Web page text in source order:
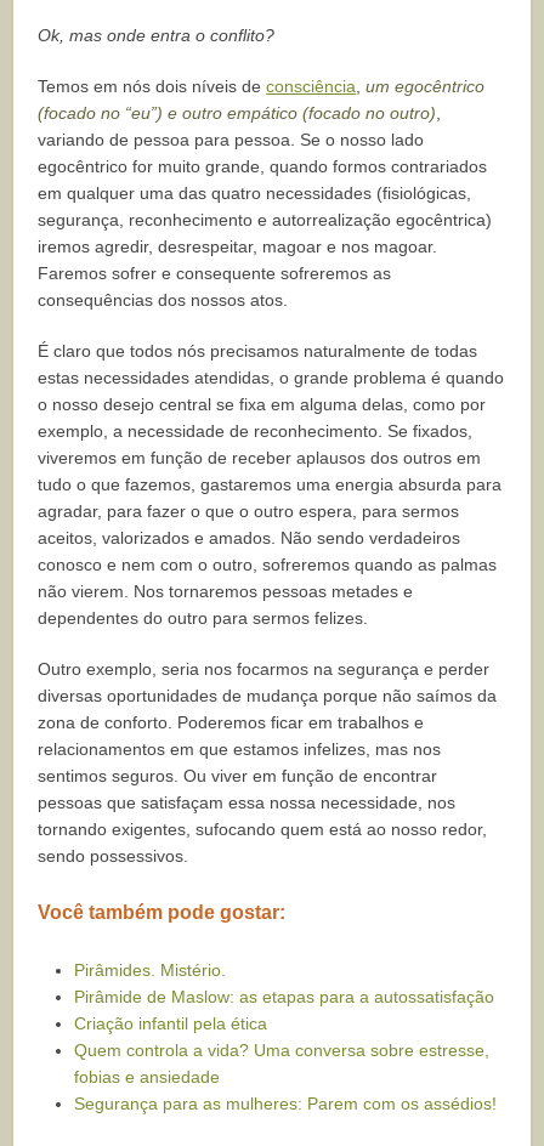
Ok, mas onde entra o conflito?
Temos em nós dois níveis deconsciência,um egocêntrico
(focado no “eu”) e outro empático (focado no outro),
variando de pessoa para pessoa. Se o nosso lado
egocêntrico for muito grande, quando formos contrariados
em qualquer uma das quatro necessidades (fisiológicas,
segurança, reconhecimento e autorrealização egocêntrica)
iremos agredir, desrespeitar, magoar e nos magoar.
Faremos sofrer e consequente sofreremos as
consequências dos nossos atos.
É claro que todos nós precisamos naturalmente de todas
estas necessidades atendidas, o grande problema é quando
o nosso desejo central se fixa em alguma delas, como por
exemplo, a necessidade de reconhecimento. Se fixados,
viveremos em função de receber aplausos dos outros em
tudo o que fazemos, gastaremos uma energia absurda para
agradar, para fazer o que o outro espera, para sermos
aceitos, valorizados e amados. Não sendo verdadeiros
conosco e nem com o outro, sofreremos quando as palmas
não vierem. Nos tornaremos pessoas metades e
dependentes do outro para sermos felizes.
Outro exemplo, seria nos focarmos na segurança e perder
diversas oportunidades de mudança porque não saímos da
zona de conforto. Poderemos ficar em trabalhos e
relacionamentos em que estamos infelizes, mas nos
sentimos seguros. Ou viver em função de encontrar
pessoas que satisfaçam essa nossa necessidade, nos
tornando exigentes, sufocando quem está ao nosso redor,
sendo possessivos.
Você também pode gostar:
Pirâmides. Mistério.
Pirâmide de Maslow: as etapas para a autossatisfação
Criação infantil pela ética
Quem controla a vida? Uma conversa sobre estresse,
fobias e ansiedade
Segurança para as mulheres: Parem com os assédios!